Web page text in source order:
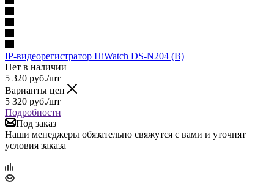
IP-видеорегистратор HiWatch DS-N204 (B)
Нет в наличии
5 320 руб./шт
Варианты цен
5 320 руб./шт
Подробности
Под заказ
Наши менеджеры обязательно свяжутся с вами и уточнят
условия заказа